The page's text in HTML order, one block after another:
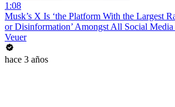
1:08
Musk’s X Is ‘the Platform With the Largest
or Disinformation’ Amongst All Social Media
Veuer
hace 3 años